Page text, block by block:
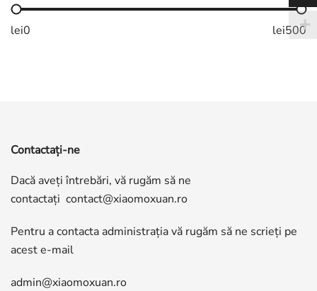
lei0 lei500
Contactaţi-ne
Dacă aveți întrebări, vă rugăm să ne
contactați contact@xiaomoxuan.ro
Pentru a contacta administrația vă rugăm să ne scrieți pe
acest e-mail
admin@xiaomoxuan.ro